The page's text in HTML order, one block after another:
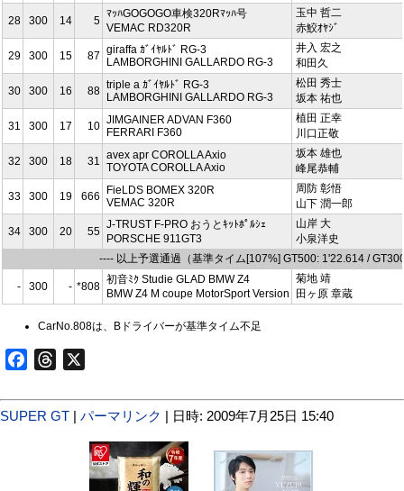
28 300 14 5
ﾏｯﾊGOGOGO車検320Rﾏｯﾊ号
VEMAC RD320R
玉中 哲二
赤鮫ｵﾔｼﾞ
29 300 15 87 giraffa ｶﾞｲﾔﾙﾄﾞ RG-3
LAMBORGHINI GALLARDO RG-3
井入 宏之
和田久
30 300 16 88 triple a ｶﾞｲﾔﾙﾄﾞ RG-3
LAMBORGHINI GALLARDO RG-3
松田 秀士
坂本 祐也
31 300 17 10 JIMGAINER ADVAN F360
FERRARI F360
植田 正幸
川口正敬
32 300 18 31
avex apr COROLLA Axio
TOYOTA COROLLA Axio
坂本 雄也
峰尾恭輔
33 300 19 666
FieLDS BOMEX 320R
VEMAC 320R
周防 彰悟
山下 潤一郎
34 300 20 55
J-TRUST F-PRO おうとｷｯﾄﾎﾟﾙｼｪ
PORSCHE 911GT3
山岸 大
小泉洋史
---- 以上予選通過（基準タイム[107%] GT500: 1'22.614 /
- 300 - *808
初音ﾐｸ Studie GLAD BMW Z4
BMW Z4 M coupe MotorSport Version
菊地 靖
田ヶ原 章蔵
CarNo.808は、Bドライバーが基準タイム不足
FacebookThreads
SUPER GT | パーマリンク | 日時: 2009年7月25日 15:40